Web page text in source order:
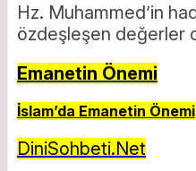
Hz. Muhammed’in
özdeşleşen değerler
Emanetin Önemi
İslam’da Emanetin Önemi
DiniSohbeti.Net